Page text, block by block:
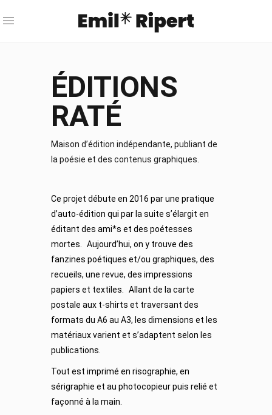
ÉDITIONS
RATÉ
Maison d’édition indépendante, publiant de
la poésie et des contenus graphiques.
Ce projet débute en 2016 par une pratique
d’auto-édition qui par la suite s’élargit en
éditant des ami*s et des poétesses
mortes. Aujourd’hui, on y trouve des
fanzines poétiques et/ou graphiques, des
recueils, une revue, des impressions
papiers et textiles. Allant de la carte
postale aux t-shirts et traversant des
formats du A6 au A3, les dimensions et les
matériaux varient et s’adaptent selon les
publications.
Tout est imprimé en risographie, en
sérigraphie et au photocopieur puis relié et
façonné à la main.